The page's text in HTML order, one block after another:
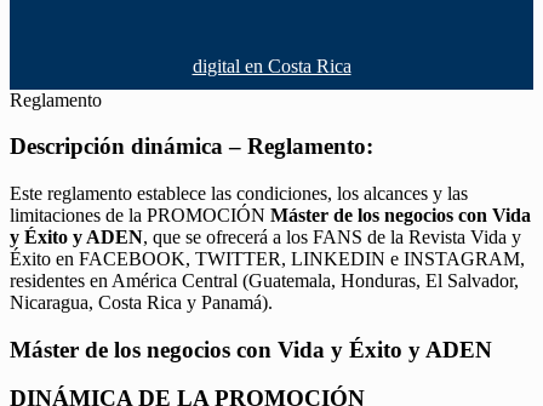
digital en Costa Rica
Reglamento
Descripción dinámica – Reglamento:
Este reglamento establece las condiciones, los alcances y las
limitaciones de la PROMOCIÓN Máster de los negocios con Vida
y Éxito y ADEN, que se ofrecerá a los FANS de la Revista Vida y
Éxito en FACEBOOK, TWITTER, LINKEDIN e INSTAGRAM,
residentes en América Central (Guatemala, Honduras, El Salvador,
Nicaragua, Costa Rica y Panamá).
Máster de los negocios con Vida y Éxito y ADEN
DINÁMICA DE LA PROMOCIÓN